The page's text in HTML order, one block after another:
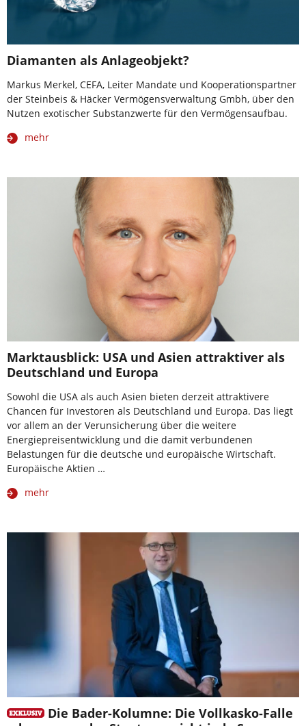
Diamanten als Anlageobjekt?
Markus Merkel, CEFA, Leiter Mandate und Kooperationspartner
der Steinbeis & Häcker Vermögensverwaltung Gmbh, über den
Nutzen exotischer Substanzwerte für den Vermögensaufbau.
mehr
Marktausblick: USA und Asien attraktiver als
Deutschland und Europa
Sowohl die USA als auch Asien bieten derzeit attraktivere
Chancen für Investoren als Deutschland und Europa. Das liegt
vor allem an der Verunsicherung über die weitere
Energiepreisentwicklung und die damit verbundenen
Belastungen für die deutsche und europäische Wirtschaft.
Europäische Aktien …
mehr
Die Bader-Kolumne: Die Vollkasko-Falle